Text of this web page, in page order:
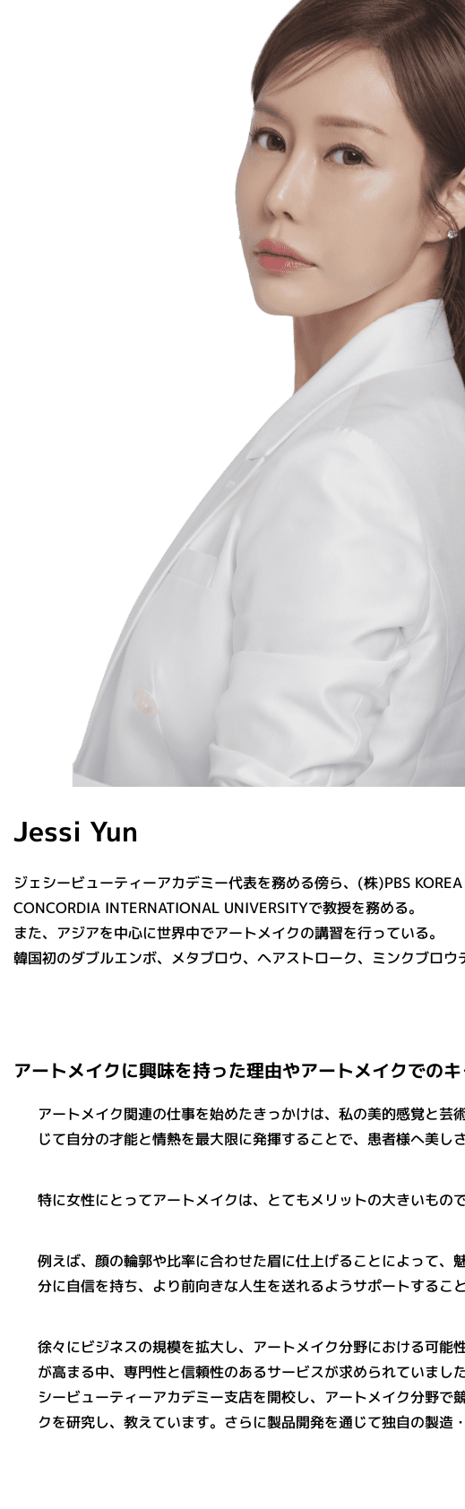
Jessi Yun
ジェシービューティーアカデミー代表を務める傍ら、(株)PBS
CONCORDIA INTERNATIONAL UNIVERSITYで教授を務める。
また、アジアを中心に世界中でアートメイクの講習を行っている。
韓国初のダブルエンボ、メタブロウ、ヘアストローク、ミンクブロウ
アートメイクに興味を持った理由やアートメイクでの
アートメイク関連の仕事を始めたきっかけは、私の美的感覚と
じて自分の才能と情熱を最大限に発揮することで、患者様へ美し
特に女性にとってアートメイクは、とてもメリットの大きいもので
例えば、顔の輪郭や比率に合わせた眉に仕上げることによって
分に自信を持ち、より前向きな人生を送れるようサポートするこ
徐々にビジネスの規模を拡大し、アートメイク分野における可
が高まる中、専門性と信頼性のあるサービスが求められていま
シービューティーアカデミー支店を開校し、アートメイク分野
クを研究し、教えています。さらに製品開発を通じて独自の製造